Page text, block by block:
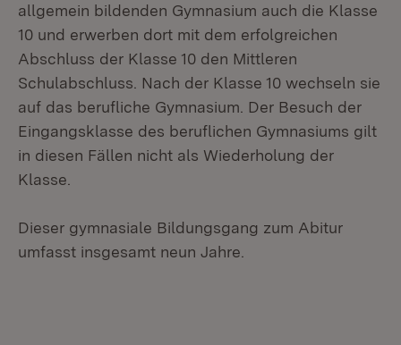
allgemein bildenden Gymnasium auch die Klasse
10 und erwerben dort mit dem erfolgreichen
Abschluss der Klasse 10 den Mittleren
Schulabschluss. Nach der Klasse 10 wechseln sie
auf das berufliche Gymnasium. Der Besuch der
Eingangsklasse des beruflichen Gymnasiums gilt
in diesen Fällen nicht als Wiederholung der
Klasse.
Dieser gymnasiale Bildungsgang zum Abitur
umfasst insgesamt neun Jahre.